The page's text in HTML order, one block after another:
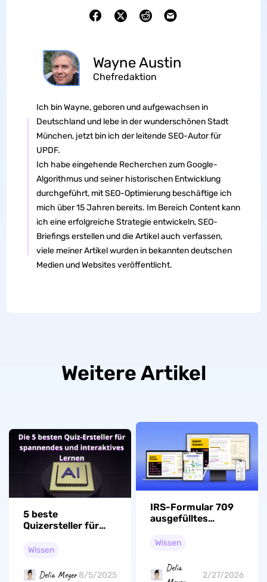
Wayne Austin
Chefredaktion
Ich bin Wayne, geboren und aufgewachsen in
Deutschland und lebe in der wunderschönen Stadt
München, jetzt bin ich der leitende SEO-Autor für
UPDF.
Ich habe eingehende Recherchen zum Google-
Algorithmus und seiner historischen Entwicklung
durchgeführt, mit SEO-Optimierung beschäftige ich
mich über 15 Jahren bereits. Im Bereich Content kann
ich eine erfolgreiche Strategie entwickeln, SEO-
Briefings erstellen und die Artikel auch verfassen,
viele meiner Artikel wurden in bekannten deutschen
Medien und Websites veröffentlicht.
Weitere Artikel
5 beste
Quizersteller für
interaktives Lernen
Wissen
Delia Meyer 8/5/2025
IRS-Formular 709
ausgefülltes
man es aus?
Wissen
Delia
2/27/2026